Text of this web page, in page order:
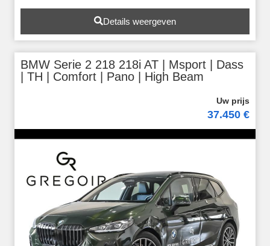
Details weergeven
BMW Serie 2 218 218i AT | Msport | Dass
| TH | Comfort | Pano | High Beam
37.450 €